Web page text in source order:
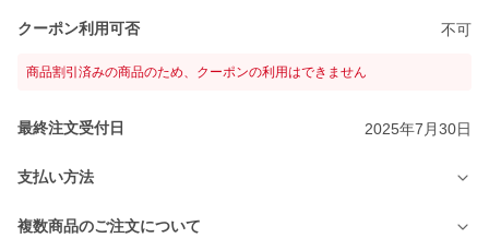
クーポン利用可否 不可
商品割引済みの商品のため、クーポンの利用はできません
最終注文受付日 2025年7月30日
支払い方法
複数商品のご注文について